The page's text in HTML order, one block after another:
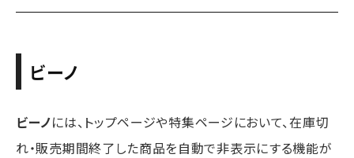
ビーノ
ビーノには、トップページや特集ページにおいて、在庫切
れ・販売期間終了した商品を自動で非表示にする機能が